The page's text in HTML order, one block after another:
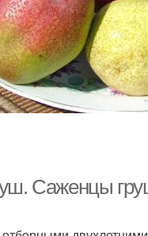
Саженцы